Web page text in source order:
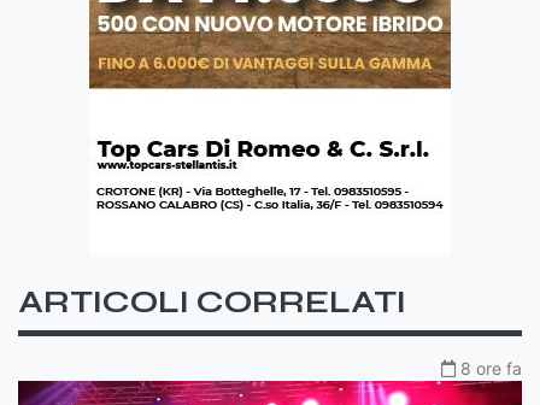
ARTICOLI CORRELATI
8 ore fa